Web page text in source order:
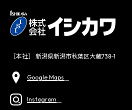
［本社］ 新潟県新潟市秋葉区大蔵738-1
Google Maps
Instagram